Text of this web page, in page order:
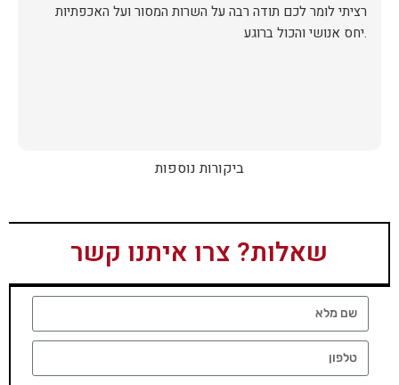
רציתי לומר לכם תודה רבה על השרות המסור ועל האכפתיות
.יחס אנושי והכול ברוגע
ביקורות נוספות
שאלות? צרו איתנו קשר